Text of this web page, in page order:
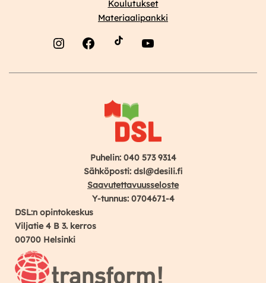
Koulutukset
Materiaalipankki
Puhelin: 040 573 9314
Sähköposti: dsl@desili.fi
Saavutettavuusseloste
Y-tunnus: 0704671-4
DSL:n opintokeskus
Viljatie 4 B 3. kerros
00700 Helsinki